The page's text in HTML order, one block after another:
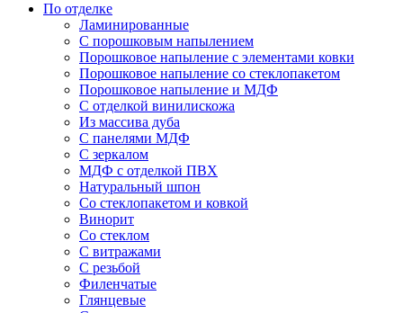
По отделке
Ламинированные
С порошковым напылением
Порошковое напыление с элементами ковки
Порошковое напыление со стеклопакетом
Порошковое напыление и МДФ
С отделкой винилискожа
Из массива дуба
С панелями МДФ
С зеркалом
МДФ с отделкой ПВХ
Натуральный шпон
Со стеклопакетом и ковкой
Винорит
Со стеклом
С витражами
С резьбой
Филенчатые
Глянцевые